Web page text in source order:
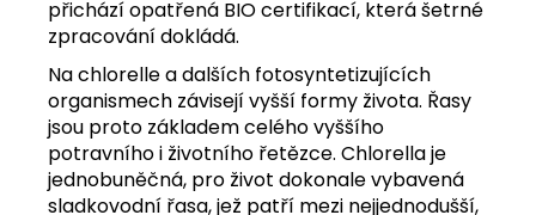
přichází opatřená BIO certifikací, která šetrné
zpracování dokládá.
Na chlorelle a dalších fotosyntetizujících
organismech závisejí vyšší formy života. Řasy
jsou proto základem celého vyššího
potravního i životního řetězce. Chlorella je
jednobuněčná, pro život dokonale vybavená
sladkovodní řasa, jež patří mezi nejjednodušší,